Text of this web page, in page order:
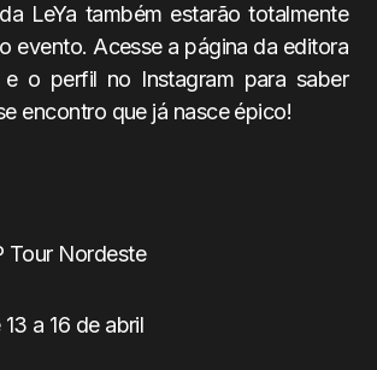
LeYa também estarão totalmente
evento. Acesse a página da editora
o perfil no Instagram para saber
encontro que já nasce épico!
Tour Nordeste
a 16 de abril